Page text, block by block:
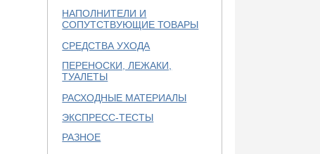
НАПОЛНИТЕЛИ И
СОПУТСТВУЮЩИЕ ТОВАРЫ
СРЕДСТВА УХОДА
ПЕРЕНОСКИ, ЛЕЖАКИ,
ТУАЛЕТЫ
РАСХОДНЫЕ МАТЕРИАЛЫ
ЭКСПРЕСС-ТЕСТЫ
РАЗНОЕ